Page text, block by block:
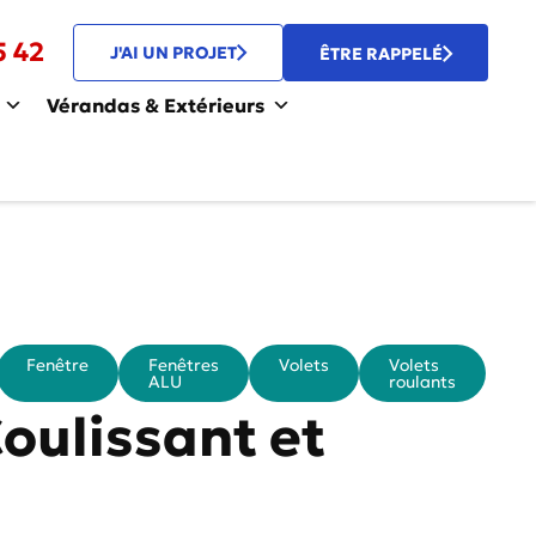
42 J'AI UN PROJET ÊTRE RAPPELÉ
Vérandas & Extérieurs
Fenêtre Fenêtres
ALU
Volets Volets
roulants
et